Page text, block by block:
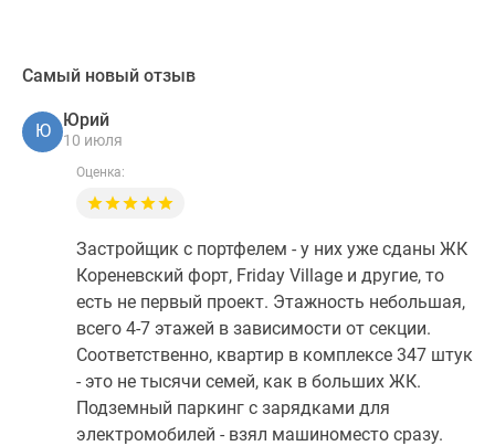
Самый новый отзыв
Ю
Юрий
10 июля
Оценка:
Застройщик с портфелем - у них уже сданы ЖК
Кореневский форт, Friday Village и другие, то
есть не первый проект. Этажность небольшая,
всего 4-7 этажей в зависимости от секции.
Соответственно, квартир в комплексе 347 штук
- это не тысячи семей, как в больших ЖК.
Подземный паркинг с зарядками для
электромобилей - взял машиноместо сразу.